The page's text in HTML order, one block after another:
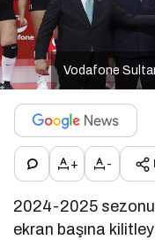
Vodafone
+ -
2024-2025
ekran başına